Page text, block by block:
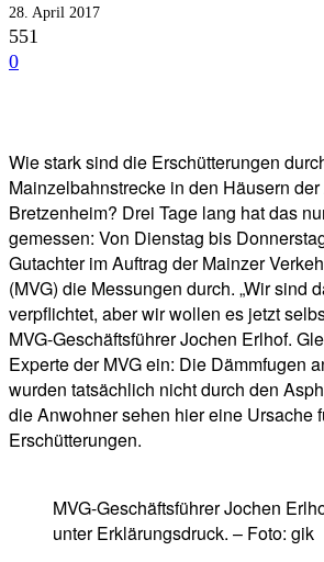
28. April 2017
551
0
Wie stark sind die Erschütterungen
Mainzelbahnstrecke in den Häusern
Bretzenheim? Drei Tage lang hat das
gemessen: Von Dienstag bis
Gutachter im Auftrag der Mainzer
(MVG) die Messungen durch. „Wir sind
verpflichtet, aber wir wollen es jetzt
MVG-Geschäftsführer Jochen Erlhof.
Experte der MVG ein: Die Dämmfugen
wurden tatsächlich nicht durch den
die Anwohner sehen hier eine Ursache
Erschütterungen.
MVG-Geschäftsführer Jochen
unter Erklärungsdruck. – Foto: gik